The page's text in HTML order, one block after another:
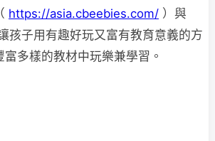
https://asia.cbeebies.com/ ）與
孩子用有趣好玩又富有教育意義的方
多樣的教材中玩樂兼學習。